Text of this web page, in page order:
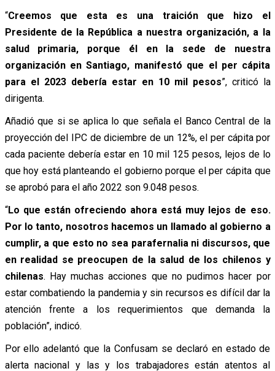
“Creemos que esta es una traición que hizo el
Presidente de la República a nuestra organización, a la
salud primaria, porque él en la sede de nuestra
organización en Santiago, manifestó que el per cápita
para el 2023 debería estar en 10 mil pesos”, criticó la
dirigenta.
Añadió que si se aplica lo que señala el Banco Central de la
proyección del IPC de diciembre de un 12%, el per cápita por
cada paciente debería estar en 10 mil 125 pesos, lejos de lo
que hoy está planteando el gobierno porque el per cápita que
se aprobó para el año 2022 son 9.048 pesos.
“Lo que están ofreciendo ahora está muy lejos de eso.
Por lo tanto, nosotros hacemos un llamado al gobierno a
cumplir, a que esto no sea parafernalia ni discursos, que
en realidad se preocupen de la salud de los chilenos y
chilenas. Hay muchas acciones que no pudimos hacer por
estar combatiendo la pandemia y sin recursos es difícil dar la
atención frente a los requerimientos que demanda la
población”, indicó.
Por ello adelantó que la Confusam se declaró en estado de
alerta nacional y las y los trabajadores están atentos al